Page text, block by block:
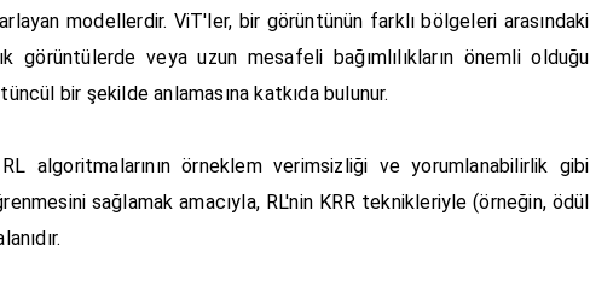
modellerdir. ViT'ler, bir görüntünün farklı bölgeleri arasındaki
veya uzun mesafeli bağımlılıkların önemli olduğu
bir şekilde anlamasına katkıda bulunur.
algoritmalarının örneklem verimsizliği ve yorumlanabilirlik gibi
sağlamak amacıyla, RL'nin KRR teknikleriyle (örneğin, ödül